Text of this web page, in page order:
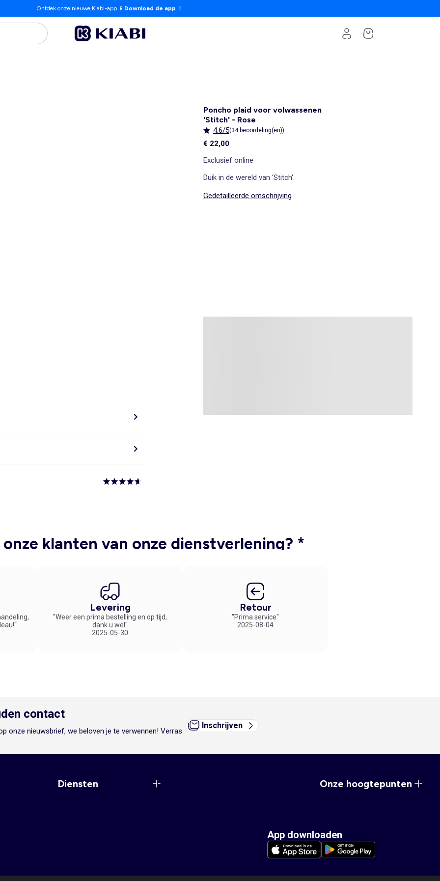
Ontdek onze nieuwe Kiabi-app 📱 Download de app
Poncho plaid voor volwassenen
'Stitch' - Rose
4.6/5(34 beoordeling(en))
€ 22,00
Exclusief online
Duik in de wereld van 'Stitch'.
Gedetailleerde omschrijving
klanten van onze dienstverlening? *
Levering
"Weer een prima bestelling en op tijd,
dank u wel"
2025-05-30
Retour
"Prima service"
2025-08-04
contact
onze nieuwsbrief, we beloven je te verwennen! Verras
Inschrijven
Diensten Onze hoogtepunten
App downloaden